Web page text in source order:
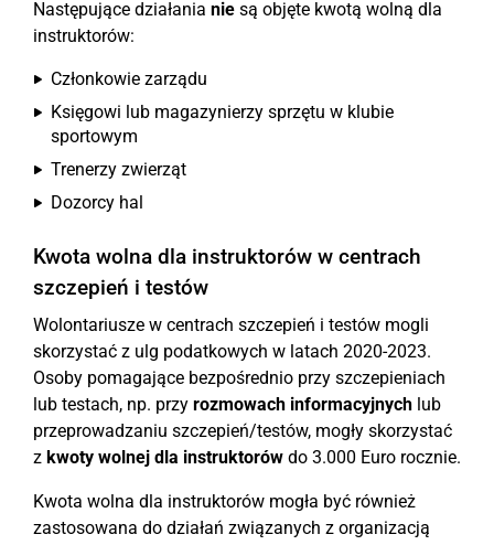
Następujące działania nie są objęte kwotą wolną dla
instruktorów:
Członkowie zarządu
Księgowi lub magazynierzy sprzętu w klubie
sportowym
Trenerzy zwierząt
Dozorcy hal
Kwota wolna dla instruktorów w centrach
szczepień i testów
Wolontariusze w centrach szczepień i testów mogli
skorzystać z ulg podatkowych w latach 2020-2023.
Osoby pomagające bezpośrednio przy szczepieniach
lub testach, np. przy rozmowach informacyjnych lub
przeprowadzaniu szczepień/testów, mogły skorzystać
z kwoty wolnej dla instruktorów do 3.000 Euro rocznie.
Kwota wolna dla instruktorów mogła być również
zastosowana do działań związanych z organizacją